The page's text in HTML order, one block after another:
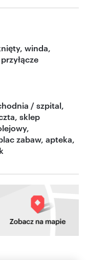
winda,
/ szpital,
sklep
zabaw, apteka,